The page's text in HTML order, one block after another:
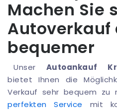
Machen Sie
Autoverkauf
bequemer
Unser Autoankauf
bietet Ihnen die
Verkauf sehr bequem zu
perfekten Service mit